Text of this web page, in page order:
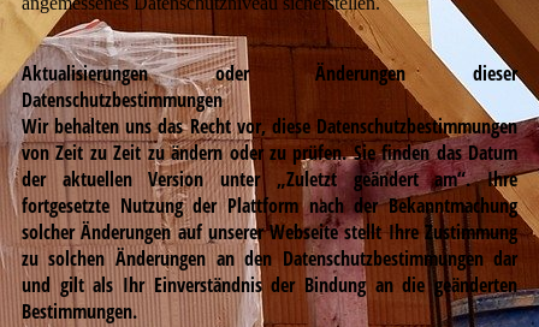
Aktualisierungen oder Änderungen dieser
Datenschutzbestimmungen
Wir behalten uns das Recht vor, diese Datenschutzbestimmungen
von Zeit zu Zeit zu ändern oder zu prüfen. Sie finden das Datum
der aktuellen Version unter „Zuletzt geändert am“. Ihre
fortgesetzte Nutzung der Plattform nach der Bekanntmachung
solcher Änderungen auf unserer Webseite stellt Ihre Zustimmung
zu solchen Änderungen an den Datenschutzbestimmungen dar
und gilt als Ihr Einverständnis der Bindung an die geänderten
Bestimmungen.